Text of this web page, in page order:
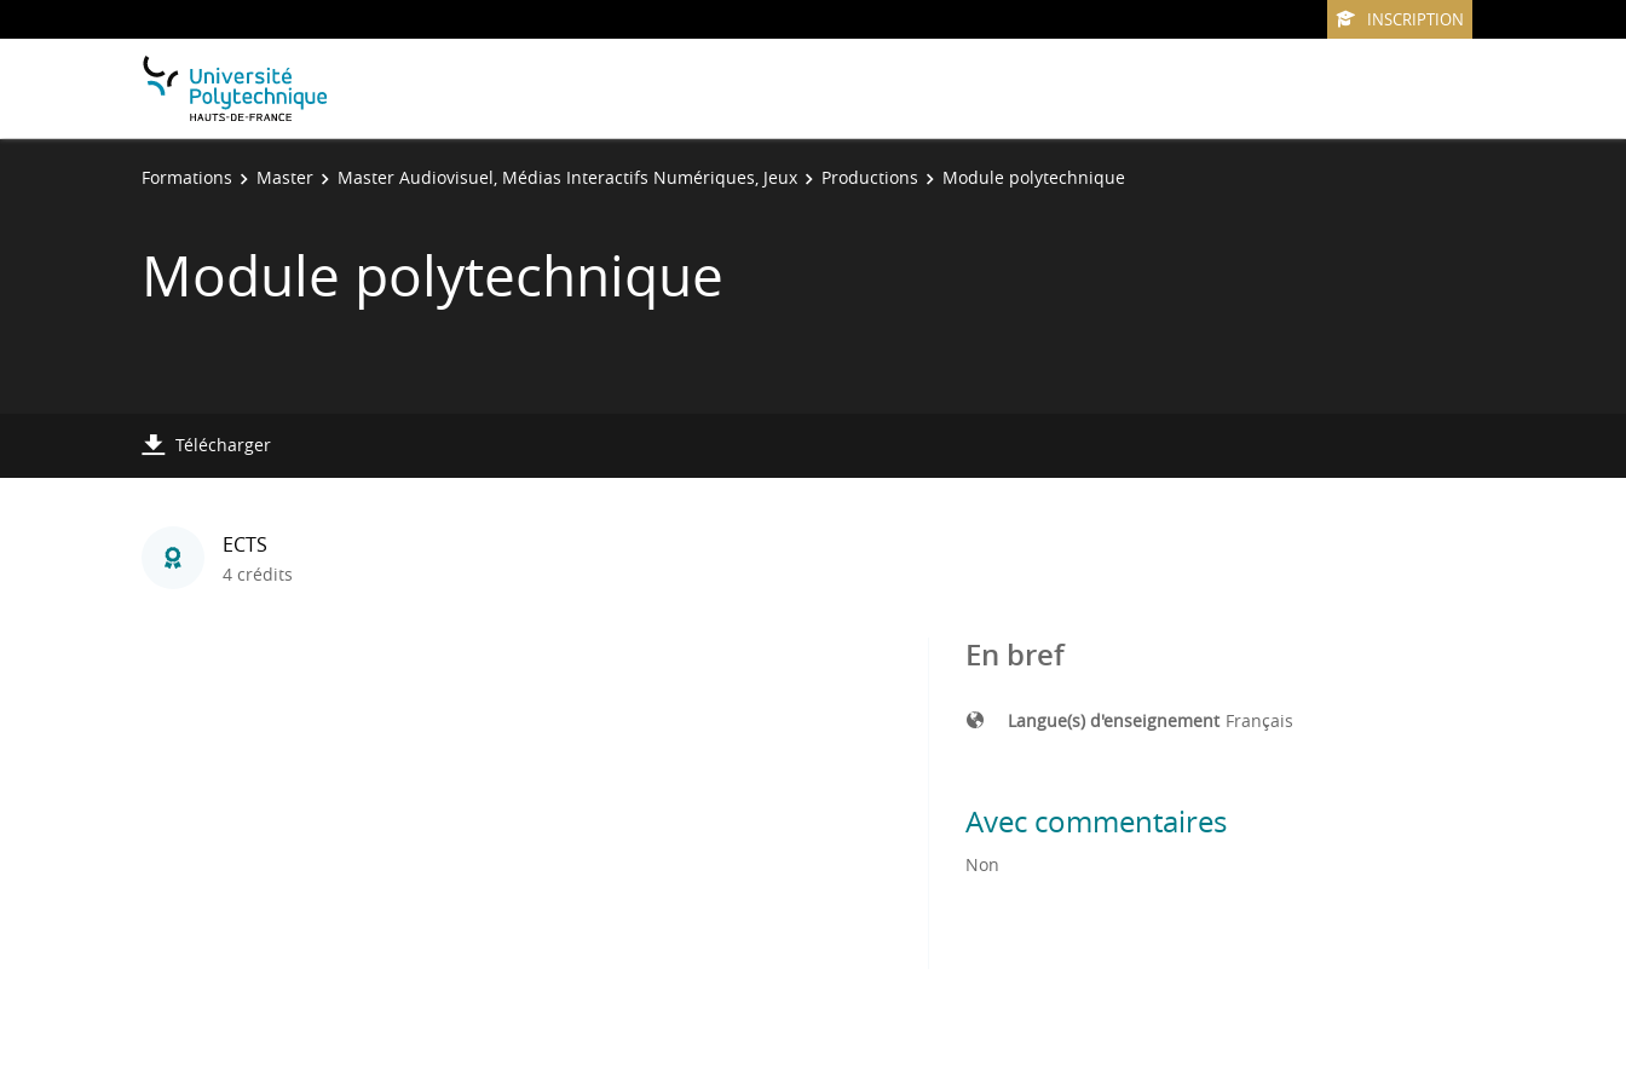
INSCRIPTION
Formations Master Master Audiovisuel, Médias Interactifs Numériques, Jeux Productions Module polytechnique
Module polytechnique
Télécharger
ECTS
4 crédits
En bref
Langue(s) d'enseignement Français
Avec commentaires
Non